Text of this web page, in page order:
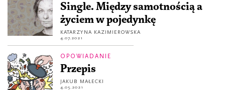
Single. Między samotnością a
życiem w pojedynkę
KATARZYNA KAZIMIEROWSKA
4.07.2021
OPOWIADANIE
Przepis
JAKUB MAŁECKI
4.05.2021